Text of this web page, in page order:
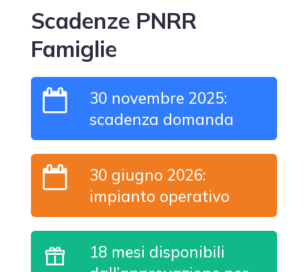
Scadenze PNRR
Famiglie
30 novembre 2025:
scadenza domanda
30 giugno 2026:
impianto operativo
18 mesi disponibili